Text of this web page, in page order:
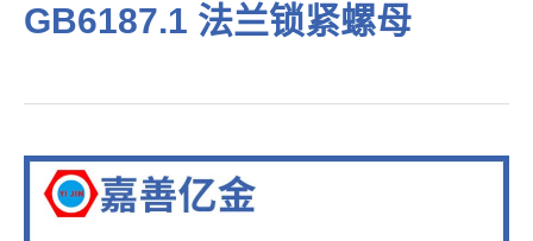
GB6187.1 法兰锁紧螺母